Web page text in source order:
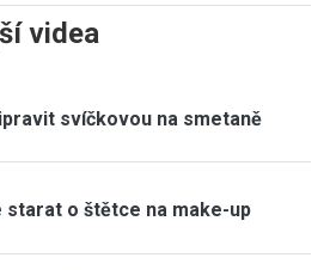
videa
svíčkovou na smetaně
starat o štětce na make-up